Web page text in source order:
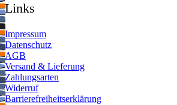
Links
Impressum
Datenschutz
AGB
Versand & Lieferung
Zahlungsarten
Widerruf
Barrierefreiheitserklärung